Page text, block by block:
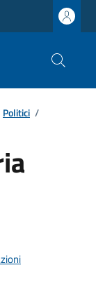
Politici /